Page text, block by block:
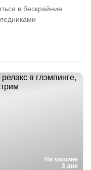
в бескрайние
На машине
3 дня